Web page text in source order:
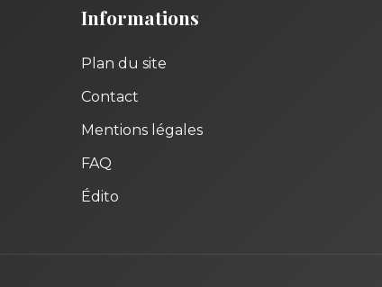
Informations
Plan du site
Contact
Mentions légales
FAQ
Édito